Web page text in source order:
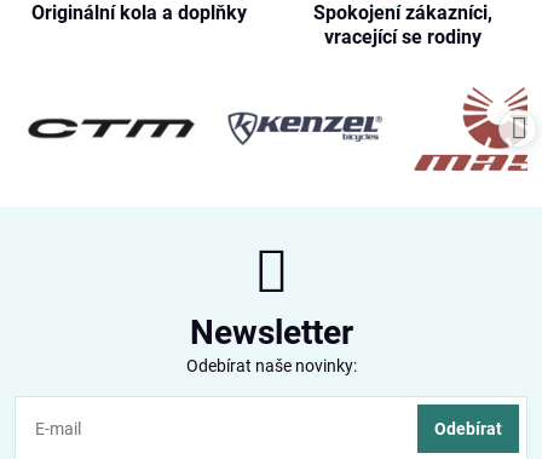
Originální kola a doplňky
Spokojení zákazníci,
vracející se rodiny
Newsletter
Odebírat naše novinky:
Odebírat